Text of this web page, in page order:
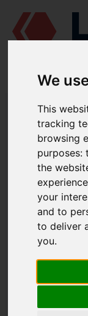
We
This
tracking
browsing
purposes:
the
your
and to
to deliver
you.
LAUDAT SUPPLY/
ВПУСКНОГО
LAUDAT
NVD 48 A2U
ГРУПА: ВУЗОЛ
СІДЛО
НОМЕР
83210015